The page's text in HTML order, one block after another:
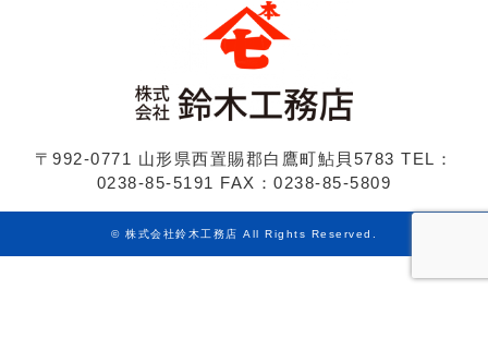
〒992-0771 山形県西置賜郡白鷹町鮎貝5783 TEL：
0238-85-5191 FAX：0238-85-5809
© 株式会社鈴木工務店 All Rights Reserved.